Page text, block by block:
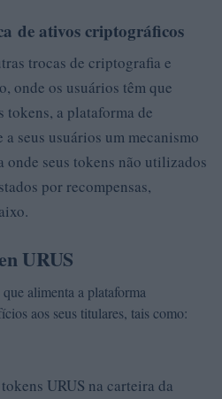
de ativos criptográficos
trocas de criptografia e
onde os usuários têm que
tokens, a plataforma de
seus usuários um mecanismo
onde seus tokens não utilizados
por recompensas,
URUS
alimenta a plataforma
aos seus titulares, tais como:
URUS na carteira da